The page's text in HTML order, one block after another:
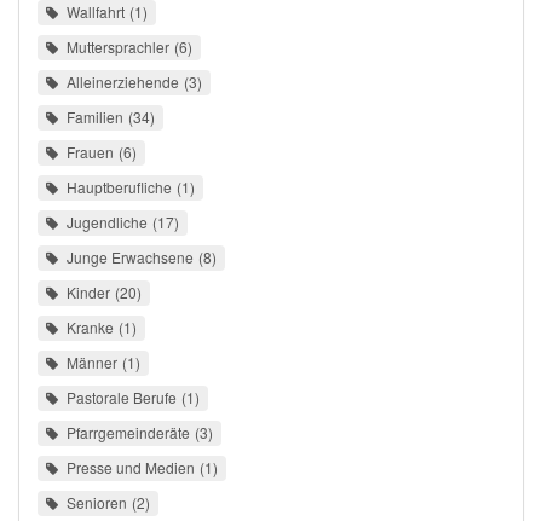
Wallfahrt 1
Muttersprachler 6
Alleinerziehende 3
Familien 34
Frauen 6
Hauptberufliche 1
Jugendliche 17
Junge Erwachsene 8
Kinder 20
Kranke 1
Männer 1
Pastorale Berufe 1
Pfarrgemeinderäte 3
Presse und Medien 1
Senioren 2